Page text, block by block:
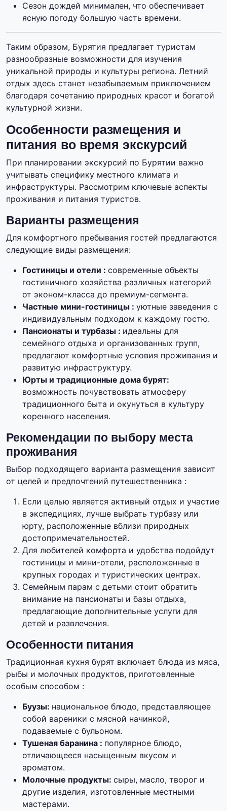
Сезон дождей минимален, что обеспечивает
ясную погоду большую часть времени.
Таким образом, Бурятия предлагает туристам
разнообразные возможности для изучения
уникальной природы и культуры региона. Летний
отдых здесь станет незабываемым приключением
благодаря сочетанию природных красот и богатой
культурной жизни.
Особенности размещения и
питания во время экскурсий
При планировании экскурсий по Бурятии важно
учитывать специфику местного климата и
инфраструктуры. Рассмотрим ключевые аспекты
проживания и питания туристов.
Варианты размещения
Для комфортного пребывания гостей предлагаются
следующие виды размещения:
Гостиницы и отели : современные объекты
гостиничного хозяйства различных категорий
от эконом-класса до премиум-сегмента.
Частные мини-гостиницы : уютные заведения с
индивидуальным подходом к каждому гостю.
Пансионаты и турбазы : идеальны для
семейного отдыха и организованных групп,
предлагают комфортные условия проживания и
развитую инфраструктуру.
Юрты и традиционные дома бурят:
возможность почувствовать атмосферу
традиционного быта и окунуться в культуру
коренного населения.
Рекомендации по выбору места
проживания
Выбор подходящего варианта размещения зависит
от целей и предпочтений путешественника :
Если целью является активный отдых и участие
в экспедициях, лучше выбрать турбазу или
юрту, расположенные вблизи природных
достопримечательностей.
Для любителей комфорта и удобства подойдут
гостиницы и мини-отели, расположенные в
крупных городах и туристических центрах.
Семейным парам с детьми стоит обратить
внимание на пансионаты и базы отдыха,
предлагающие дополнительные услуги для
детей и развлечения.
Особенности питания
Традиционная кухня бурят включает блюда из мяса,
рыбы и молочных продуктов, приготовленные
особым способом :
Буузы: национальное блюдо, представляющее
собой вареники с мясной начинкой,
подаваемые с бульоном.
Тушеная баранина : популярное блюдо,
отличающееся насыщенным вкусом и
ароматом.
Молочные продукты: сыры, масло, творог и
другие изделия, изготовленные местными
мастерами.